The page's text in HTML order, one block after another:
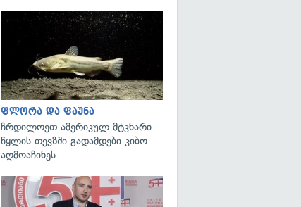
ფლორა და ფაუნა
ჩრდილოეთ ამერიკულ მტკნარი
წყლის თევზში გადამდები კიბო
აღმოაჩინეს